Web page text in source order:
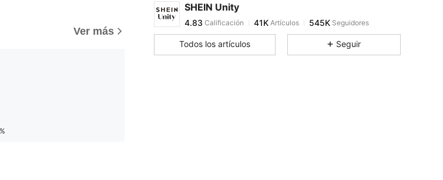
Ver más
SHEIN Unity
4.83 Calificación
C***2pagó Hace 7 horas
4.83 545K
Todos los artículos Seguir